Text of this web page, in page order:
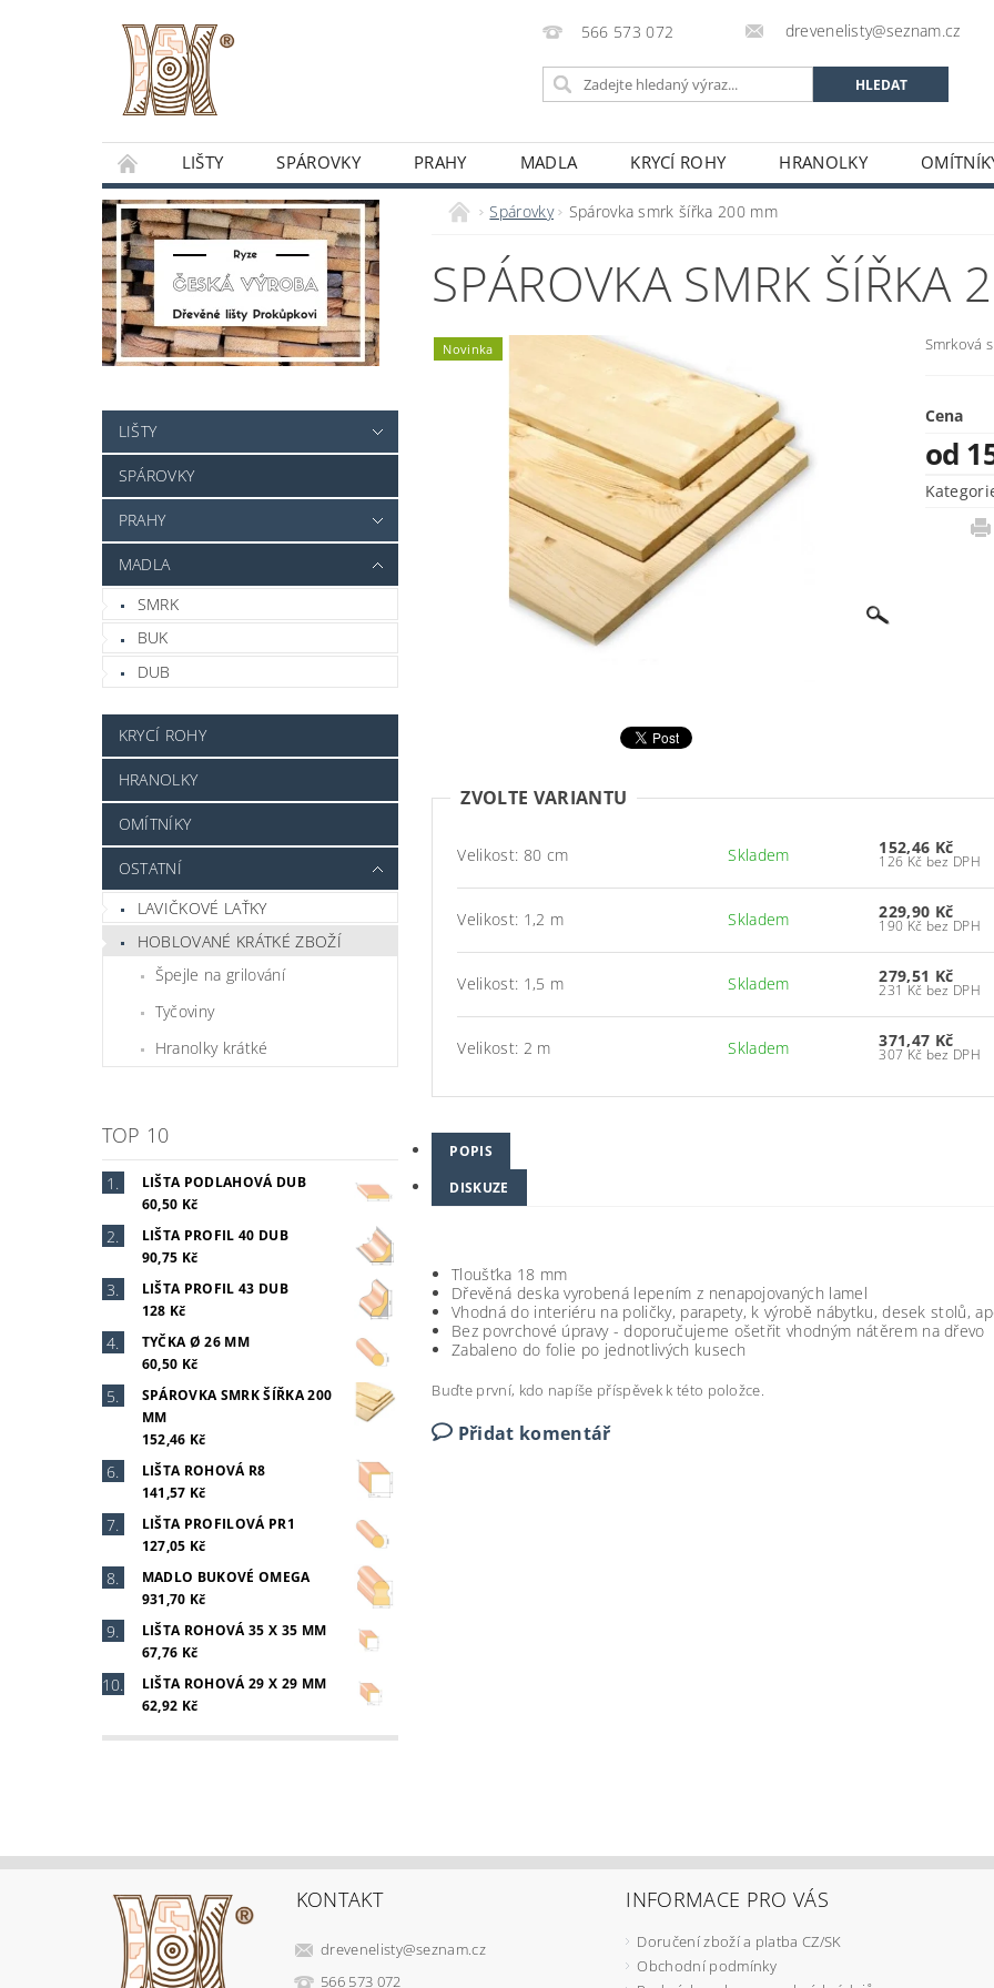
566 573 072 drevenelisty@seznam.cz
LIŠTY SPÁROVKY PRAHY MADLA KRYCÍ ROHY HRANOLKY
O NÁS
OBCHODNÍ PODMÍNKY DORUČENÍ ZBOŽÍ A PLATBA CZ/SK
LIŠTY
SPÁROVKY
PRAHY
MADLA
SMRK
BUK
DUB
KRYCÍ ROHY
HRANOLKY
OMÍTNÍKY
OSTATNÍ
LAVIČKOVÉ LAŤKY
HOBLOVANÉ KRÁTKÉ ZBOŽÍ
Špejle na grilování
Tyčoviny
Hranolky krátké
TOP 10
LIŠTA PODLAHOVÁ DUB
60,50 Kč
LIŠTA PROFIL 40 DUB
90,75 Kč
LIŠTA PROFIL 43 DUB
128 Kč
TYČKA Ø 26 MM
60,50 Kč
SPÁROVKA SMRK ŠÍŘKA 200
MM
152,46 Kč
LIŠTA ROHOVÁ R8
141,57 Kč
LIŠTA PROFILOVÁ PR1
127,05 Kč
MADLO BUKOVÉ OMEGA
931,70 Kč
LIŠTA ROHOVÁ 35 X 35 MM
67,76 Kč
LIŠTA ROHOVÁ 29 X 29 MM
62,92 Kč
Spárovky Spárovka smrk šířka 200 mm
SPÁROVKA SMRK ŠÍŘKA
Novinka Smrková
Cena
od
ZVOLTE VARIANTU
Velikost: 80 cm Skladem 152,46 Kč
126 Kč bez DPH
Velikost: 1,2 m Skladem 229,90 Kč
190 Kč bez DPH
Velikost: 1,5 m Skladem 279,51 Kč
231 Kč bez DPH
Velikost: 2 m Skladem 371,47 Kč
307 Kč bez DPH
POPIS
DISKUZE
Tloušťka 18 mm
Dřevěná deska vyrobená lepením z nenapojovaných lamel
Vhodná do interiéru na poličky, parapety, k výrobě nábytku, desek stolů,
Bez povrchové úpravy - doporučujeme ošetřit vhodným nátěrem na dřevo
Zabaleno do folie po jednotlivých kusech
Buďte první, kdo napíše příspěvek k této položce.
Přidat komentář
KONTAKT
drevenelisty@seznam.cz
566 573 072
INFORMACE PRO VÁS
Doručení zboží a platba CZ/SK
Obchodní podmínky